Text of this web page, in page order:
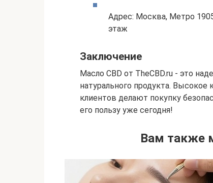
Адрес: Москва, Метро
этаж
Заключение
Масло CBD от TheCBD.ru - это
натурального продукта.
клиентов делают покупку
его пользу уже сегодня!
Вам также